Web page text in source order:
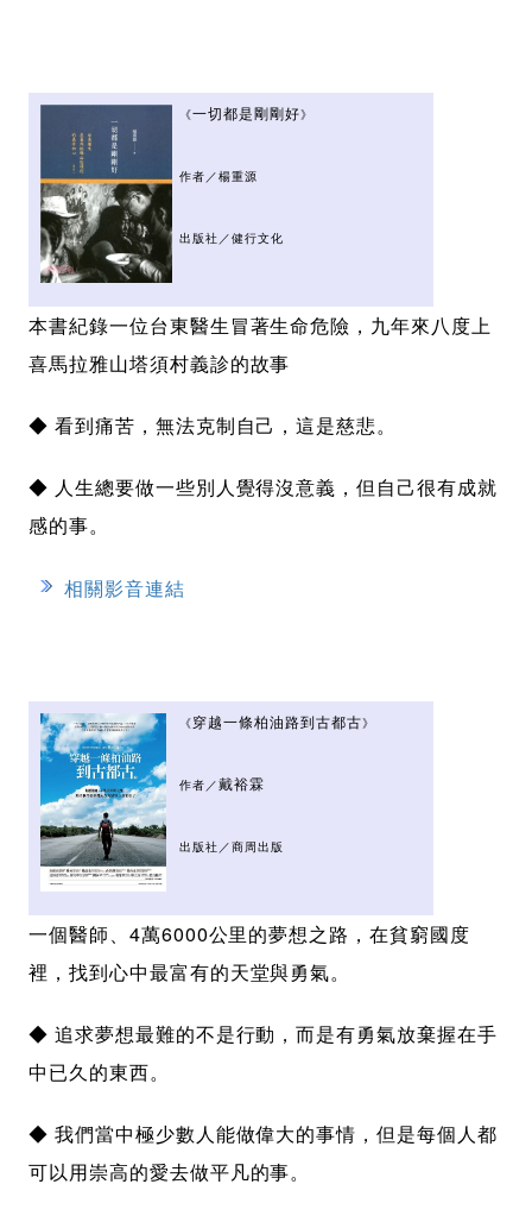
《一切都是剛剛好》
作者／楊重源
出版社／健行文化
本書紀錄一位台東醫生冒著生命危險，九年來八度上
喜馬拉雅山塔須村義診的故事
◆ 看到痛苦，無法克制自己，這是慈悲。
◆ 人生總要做一些別人覺得沒意義，但自己很有成就
感的事。
相關影音連結
《穿越一條柏油路到古都古》
作者／戴裕霖
出版社／商周出版
一個醫師、4萬6000公里的夢想之路，在貧窮國度
裡，找到心中最富有的天堂與勇氣。
◆ 追求夢想最難的不是行動，而是有勇氣放棄握在手
中已久的東西。
◆ 我們當中極少數人能做偉大的事情，但是每個人都
可以用崇高的愛去做平凡的事。